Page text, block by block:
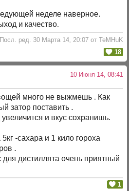
неделе наверное.
и качество.
Посл. ред. 30 Марта 14, 20:07 от TeMHuK
18
10 Июня 14, 08:41
много не выжмешь . Как
затор поставить .
и вкус сохранишь.
5кг -сахара и 1 кило гороха
.
дистиллята очень приятный
1